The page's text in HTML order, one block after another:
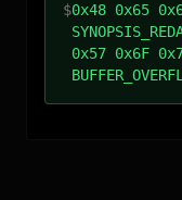
$0x48 0x65
0x57 0x6F